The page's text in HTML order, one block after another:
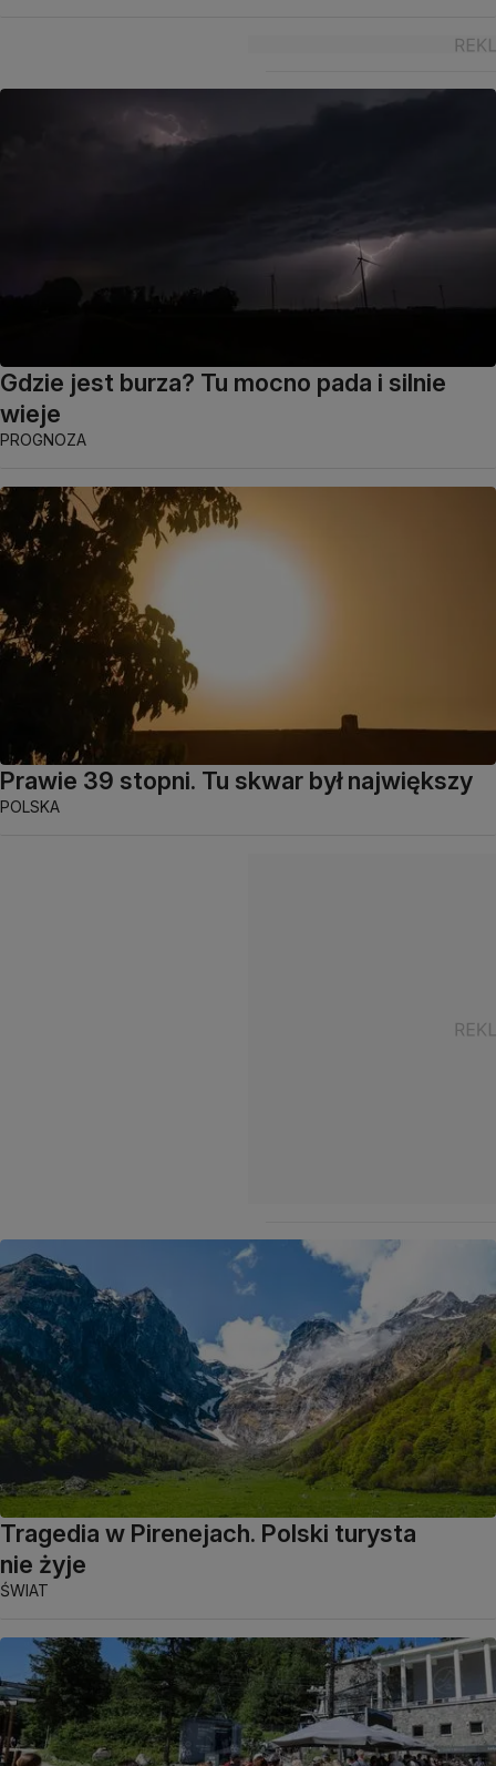
Gdzie jest burza? Tu mocno pada i silnie
wieje
PROGNOZA
Prawie 39 stopni. Tu skwar był największy
POLSKA
Tragedia w Pirenejach. Polski turysta
nie żyje
ŚWIAT